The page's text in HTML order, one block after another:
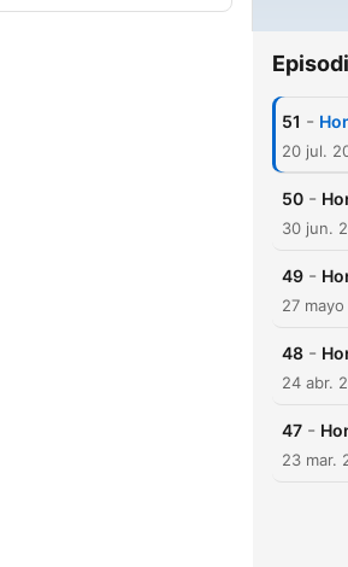
51 -
20 jul.
50 -
30 jun.
49 -
27
48 -
24 abr.
47 -
23 mar.